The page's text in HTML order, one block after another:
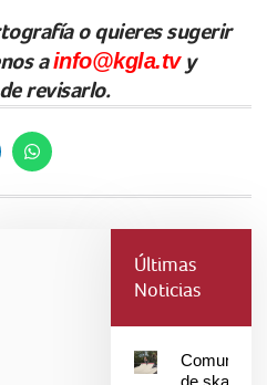
o quieres sugerir
ainfo@kgla.tvy
revisarlo.
Últimas
Noticias
Comunidad